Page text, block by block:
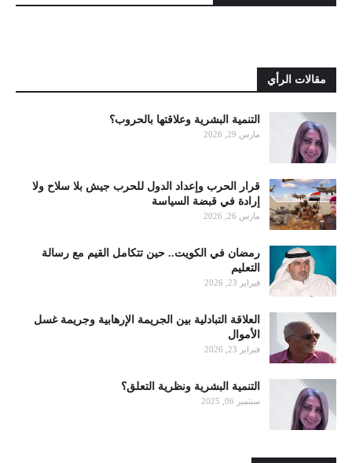
مقالات الرأي
التنمية البشرية وعلاقتها بالحروب؟
مارس 29, 2026
قرار الحرب وإعداد الدول للحرب جيش بلا سلاح ولا
إرادة في قبضة السياسة
مارس 26, 2026
رمضان في الكويت.. حين تتكامل القيم مع رسالة
التعليم
فبراير 23, 2026
العلاقة التبادلية بين الجريمة الإرهابية وجريمة غسل
الأموال
فبراير 23, 2026
التنمية البشرية ونظرية التعلق؟
سبتمبر 06, 2025